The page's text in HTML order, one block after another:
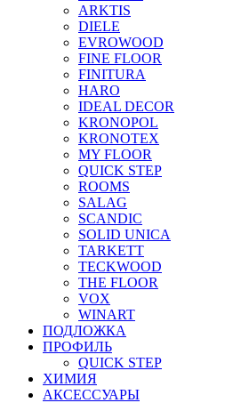
ARKTIS
DIELE
EVROWOOD
FINE FLOOR
FINITURA
HARO
IDEAL DECOR
KRONOPOL
KRONOTEX
MY FLOOR
QUICK STEP
ROOMS
SALAG
SCANDIC
SOLID UNICA
TARKETT
TECKWOOD
THE FLOOR
VOX
WINART
ПОДЛОЖКА
ПРОФИЛЬ
QUICK STEP
ХИМИЯ
АКСЕССУАРЫ